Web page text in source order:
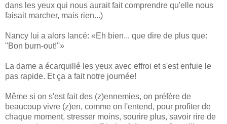
dans les yeux qui nous aurait fait comprendre qu'elle nous
faisait marcher, mais rien...)
Nancy lui a alors lancé: «Eh bien... que dire de plus que:
''Bon burn-out!''»
La dame a écarquillé les yeux avec effroi et s'est enfuie le
pas rapide. Et ça a fait notre journée!
Même si on s'est fait des (z)ennemies, on préfère de
beaucoup vivre (z)en, comme on l'entend, pour profiter de
chaque moment, stresser moins, sourire plus, savoir rire de